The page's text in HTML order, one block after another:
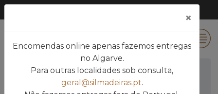
Silmadeiras Produtos
OLEOS PARA MADEIRAS
UV PROTECTIVE WOOD F
×
Encomendas online apenas fazemos entregas
no Algarve.
Para outras localidades sob consulta,
geral@silmadeiras.pt.